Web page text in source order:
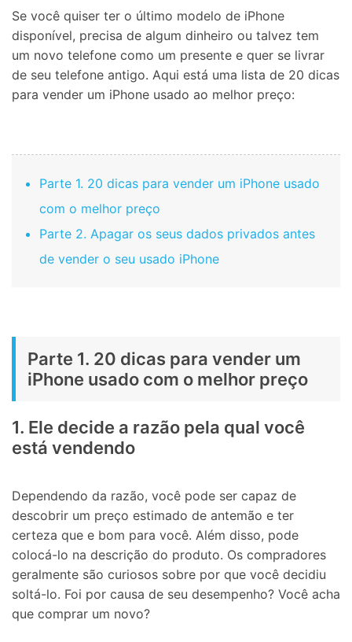
Se você quiser ter o último modelo de iPhone
disponível, precisa de algum dinheiro ou talvez tem
um novo telefone como um presente e quer se livrar
de seu telefone antigo. Aqui está uma lista de 20 dicas
para vender um iPhone usado ao melhor preço:
Parte 1. 20 dicas para vender um iPhone usado
com o melhor preço
Parte 2. Apagar os seus dados privados antes
de vender o seu usado iPhone
Parte 1. 20 dicas para vender um
iPhone usado com o melhor preço
1. Ele decide a razão pela qual você
está vendendo
Dependendo da razão, você pode ser capaz de
descobrir um preço estimado de antemão e ter
certeza que e bom para você. Além disso, pode
colocá-lo na descrição do produto. Os compradores
geralmente são curiosos sobre por que você decidiu
soltá-lo. Foi por causa de seu desempenho? Você acha
que comprar um novo?